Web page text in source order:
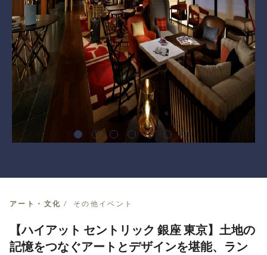
アート・文化 その他イベント
【ハイアット セントリック 銀座 東京】土地の
記憶をつなぐアートとデザインを堪能、ラン